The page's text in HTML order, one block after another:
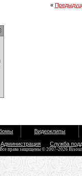
«
Видеоклипы
Администрация Служба
Все права защищены © 2007-2026